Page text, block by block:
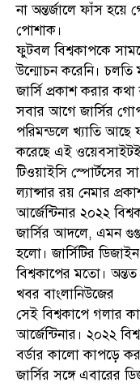
না অন্তর্জালে ফাঁস হয়ে
পোশাক।
ফুটবল বিশ্বকাপকে
উন্মোচন করেনি।
জার্সি প্রকাশ করার কথা
সবার আগে জার্সির
পরিমন্ডলে খ্যাতি আছে
করেছে এই
টিওয়াইসি স্পোর্টসের
ল্যান্সার রয় নেমার
আর্জেন্টিনার ২০২২
জার্সির আদলে, এমন
হলো। জার্সিটির
বিশ্বকাপের মতো।
খবর বাংলানিউজের
সেই বিশ্বকাপে গলার
আর্জেন্টিনার। ২০২২
বর্ডার কালো কাপড়ে
জার্সির সঙ্গে এবারের